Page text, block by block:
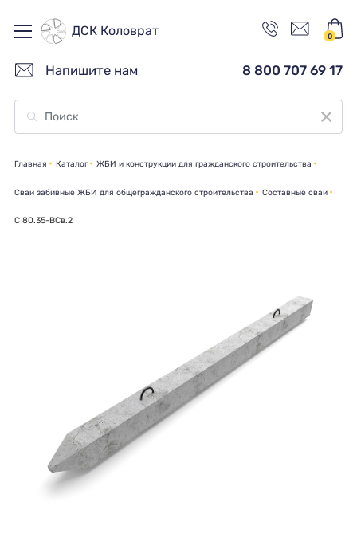
ДСК Коловрат 0
Напишите нам 8 800 707 69 17
Главная Каталог ЖБИ и конструкции для гражданского строительства
Сваи забивные ЖБИ для общегражданского строительства Составные сваи
C 80.35-ВСв.2